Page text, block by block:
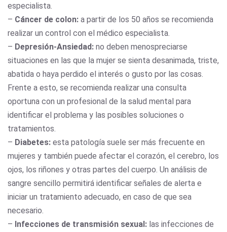
especialista.
– Cáncer de colon: a partir de los 50 años se recomienda
realizar un control con el médico especialista.
– Depresión-Ansiedad: no deben menospreciarse
situaciones en las que la mujer se sienta desanimada, triste,
abatida o haya perdido el interés o gusto por las cosas.
Frente a esto, se recomienda realizar una consulta
oportuna con un profesional de la salud mental para
identificar el problema y las posibles soluciones o
tratamientos.
– Diabetes: esta patología suele ser más frecuente en
mujeres y también puede afectar el corazón, el cerebro, los
ojos, los riñones y otras partes del cuerpo. Un análisis de
sangre sencillo permitirá identificar señales de alerta e
iniciar un tratamiento adecuado, en caso de que sea
necesario.
– Infecciones de transmisión sexual: las infecciones de